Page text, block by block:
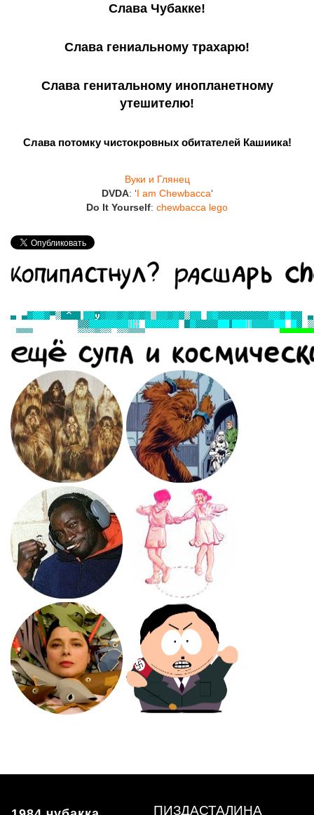
Слава Чубакке!
Слава гениальному трахарю!
Слава генитальному инопланетному
утешителю!
Слава потомку чистокровных обитателей Кашиика!
Вуки и Глянец
DVDA: ‘I am Chewbacca‘
Do It Yourself: chewbacca lego
ПИЗДАСТАЛИНА